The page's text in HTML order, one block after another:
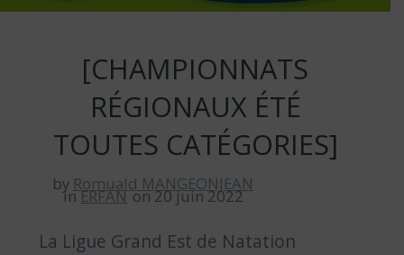
[CHAMPIONNATS
RÉGIONAUX ÉTÉ
TOUTES CATÉGORIES]
by Romuald MANGEONJEAN
inERFAN on 20 juin 2022
La Ligue Grand Est de Natation